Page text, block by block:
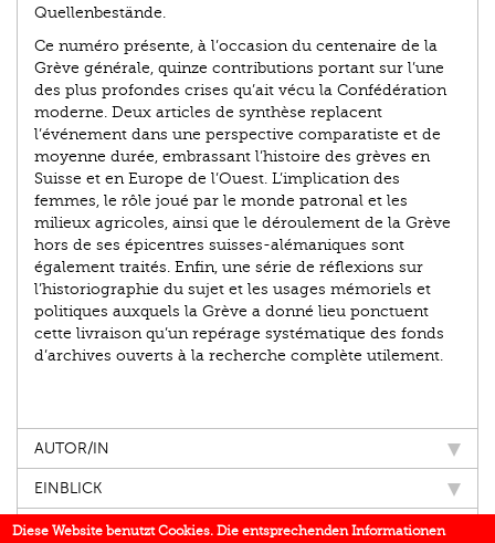
Quellenbestände.
Ce numéro présente, à l’occasion du centenaire de la
Grève générale, quinze contributions portant sur l’une
des plus profondes crises qu’ait vécu la Confédération
moderne. Deux articles de synthèse replacent
l’événement dans une perspective comparatiste et de
moyenne durée, embrassant l’histoire des grèves en
Suisse et en Europe de l’Ouest. L’implication des
femmes, le rôle joué par le monde patronal et les
milieux agricoles, ainsi que le déroulement de la Grève
hors de ses épicentres suisses-alémaniques sont
également traités. Enfin, une série de réflexions sur
l’historiographie du sujet et les usages mémoriels et
politiques auxquels la Grève a donné lieu ponctuent
cette livraison qu’un repérage systématique des fonds
d’archives ouverts à la recherche complète utilement.
AUTOR/IN
EINBLICK
IN DEN MEDIEN
Diese Website benutzt Cookies. Die entsprechenden Informationen